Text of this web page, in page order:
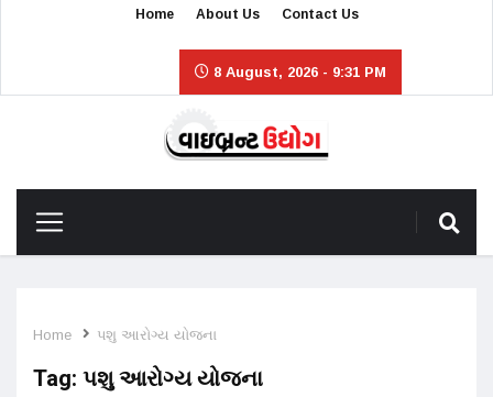
Home About Us Contact Us
8 August, 2026 - 9:31 PM
Home પશુ આરોગ્ય યોજના
Tag: પશુ આરોગ્ય યોજના